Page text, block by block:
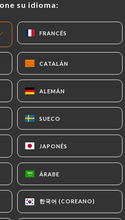
su idioma:
FRANCÉS
CATALÁN
ALEMÁN
SUECO
JAPONÉS
ÁRABE
한국어 (COREANO)
David
su idioma:
FRANCÉS
CATALÁN
ALEMÁN
SUECO
JAPONÉS
ÁRABE
한국어 (COREANO)